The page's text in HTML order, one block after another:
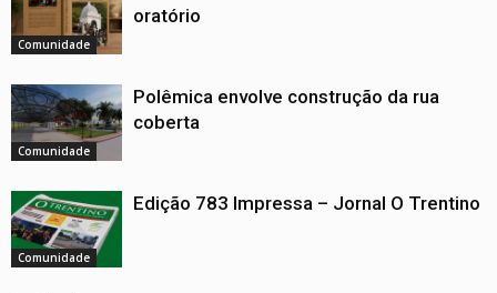
Comunidade
oratório
Comunidade
Polêmica envolve construção da rua
coberta
Comunidade
Edição 783 Impressa – Jornal O Trentino